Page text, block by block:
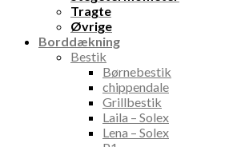
Tragte
Øvrige
Borddækning
Bestik
Børnebestik
chippendale
Grillbestik
Laila – Solex
Lena – Solex